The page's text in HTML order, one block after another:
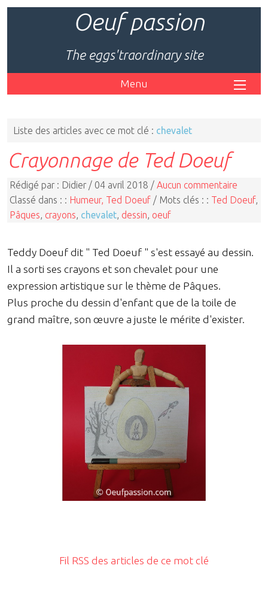
Oeuf passion
The eggs'traordinary site
Menu
Liste des articles avec ce mot clé : chevalet
Crayonnage de Ted Doeuf
Rédigé par : Didier / 04 avril 2018 / Aucun commentaire
Classé dans : : Humeur, Ted Doeuf / Mots clés : : Ted Doeuf,
Pâques crayons chevalet dessin oeuf
Teddy Doeuf dit " Ted Doeuf " s'est essayé au dessin.
Il a sorti ses crayons et son chevalet pour une
expression artistique sur le thème de Pâques.
Plus proche du dessin d'enfant que de la toile de
grand maître, son œuvre a juste le mérite d'exister.
Fil RSS des articles de ce mot clé